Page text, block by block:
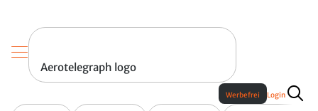
Aerotelegraph logo
Werbefrei Login